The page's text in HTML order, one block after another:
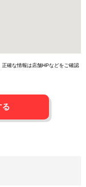
確な情報は店舗HPなどをご確認
る